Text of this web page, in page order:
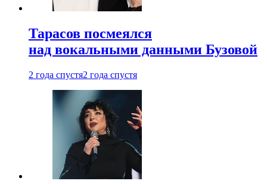
Тарасов посмеялся
над вокальными данными Бузовой
2 года спустя2 года спустя